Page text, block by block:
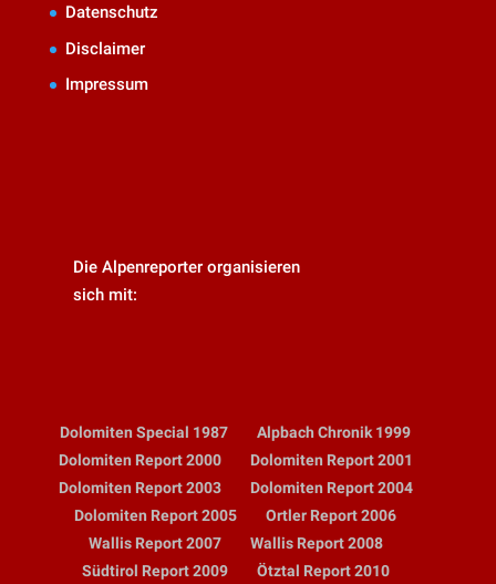
Datenschutz
Disclaimer
Impressum
Die Alpenreporter organisieren
sich mit:
Dolomiten Special 1987
Alpbach Chronik 1999
Dolomiten Report 2000
Dolomiten Report 2001
Dolomiten Report 2003
Dolomiten Report 2004
Dolomiten Report 2005
Ortler Report 2006
Wallis Report 2007
Wallis Report 2008
Südtirol Report 2009
Ötztal Report 2010